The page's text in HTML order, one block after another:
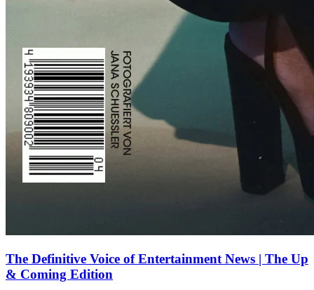
The Definitive Voice of Entertainment News | The Up
& Coming Edition